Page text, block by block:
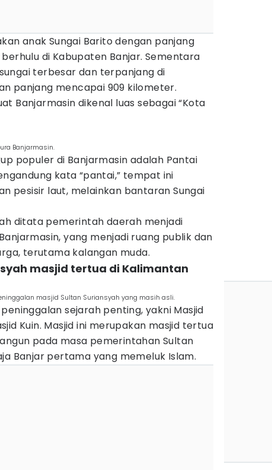
anak Sungai Barito dengan panjang
di Kabupaten Banjar. Sementara
terbesar dan terpanjang di
panjang mencapai 909 kilometer.
Banjarmasin dikenal luas sebagai “Kota
Banjarmasin.
populer di Banjarmasin adalah Pantai
kata “pantai,” tempat ini
pesisir laut, melainkan bantaran Sungai
ditata pemerintah daerah menjadi
yang menjadi ruang publik dan
terutama kalangan muda.
masjid tertua di Kalimantan
masjid Sultan Suriansyah yang masih asli.
sejarah penting, yakni Masjid
Kuin. Masjid ini merupakan masjid tertua
pada masa pemerintahan Sultan
Banjar pertama yang memeluk Islam.